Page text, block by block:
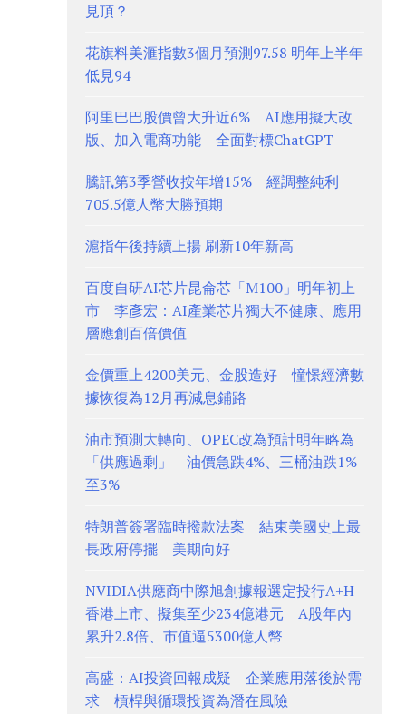
見頂？
花旗料美滙指數3個月預測97.58 明年上半年
低見94
阿里巴巴股價曾大升近6% AI應用擬大改
版、加入電商功能 全面對標ChatGPT
騰訊第3季營收按年增15% 經調整純利
705.5億人幣大勝預期
滬指午後持續上揚 刷新10年新高
百度自研AI芯片昆侖芯「M100」明年初上
市 李彥宏：AI產業芯片獨大不健康、應用
層應創百倍價值
金價重上4200美元、金股造好 憧憬經濟數
據恢復為12月再減息鋪路
油市預測大轉向、OPEC改為預計明年略為
「供應過剩」 油價急跌4%、三桶油跌1%
至3%
特朗普簽署臨時撥款法案 結束美國史上最
長政府停擺 美期向好
NVIDIA供應商中際旭創據報選定投行A+H
香港上市、擬集至少234億港元 A股年內
累升2.8倍、市值逼5300億人幣
高盛：AI投資回報成疑 企業應用落後於需
求 槓桿與循環投資為潛在風險